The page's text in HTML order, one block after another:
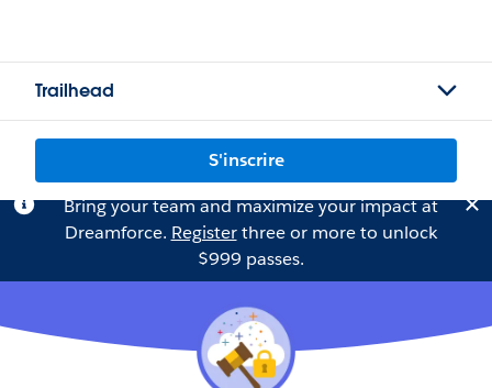
Trailhead
S'inscrire
Bring your team and maximize your impact at
Dreamforce. Registerthree or more to unlock
$999 passes.